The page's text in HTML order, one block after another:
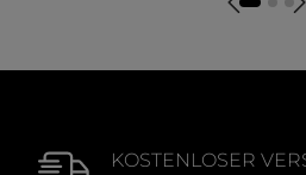
KOSTENLOSER